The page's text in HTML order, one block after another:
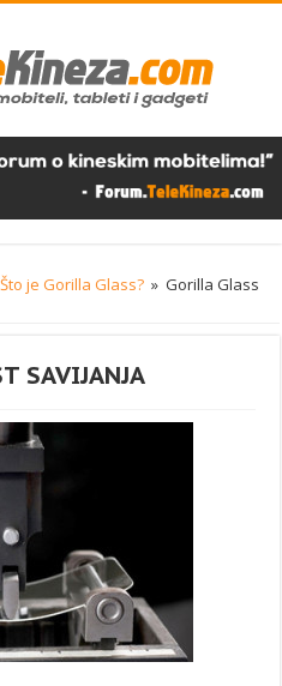
Što je Gorilla Glass? » Gorilla Glass
SAVIJANJA